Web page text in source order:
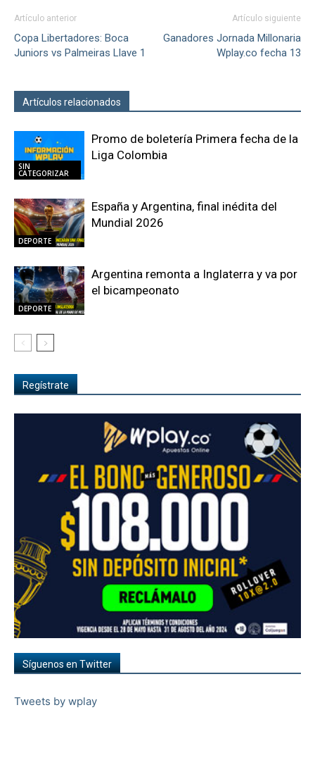
Artículo anterior
Copa Libertadores: Boca
Juniors vs Palmeiras Llave 1
Artículo siguiente
Ganadores Jornada Millonaria
Wplay.co fecha 13
Artículos relacionados
SIN
CATEGORIZAR
Promo de boletería Primera fecha de la
Liga Colombia
DEPORTE
España y Argentina, final inédita del
Mundial 2026
DEPORTE
Argentina remonta a Inglaterra y va por
el bicampeonato
Regístrate
Síguenos en Twitter
Tweets by wplay